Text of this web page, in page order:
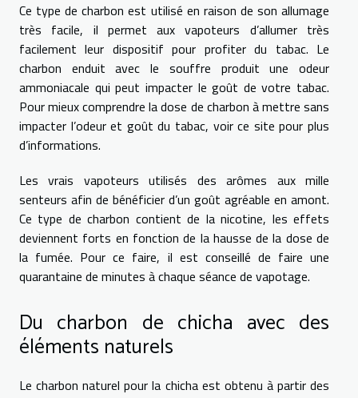
Ce type de charbon est utilisé en raison de son allumage
très facile, il permet aux vapoteurs d’allumer très
facilement leur dispositif pour profiter du tabac. Le
charbon enduit avec le souffre produit une odeur
ammoniacale qui peut impacter le goût de votre tabac.
Pour mieux comprendre la dose de charbon à mettre sans
impacter l’odeur et goût du tabac, voir ce site pour plus
d’informations.
Les vrais vapoteurs utilisés des arômes aux mille
senteurs afin de bénéficier d’un goût agréable en amont.
Ce type de charbon contient de la nicotine, les effets
deviennent forts en fonction de la hausse de la dose de
la fumée. Pour ce faire, il est conseillé de faire une
quarantaine de minutes à chaque séance de vapotage.
Du charbon de chicha avec des
éléments naturels
Le charbon naturel pour la chicha est obtenu à partir des